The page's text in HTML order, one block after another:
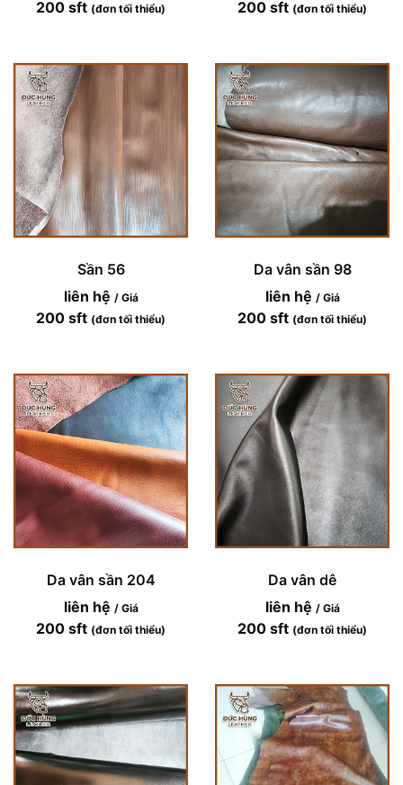
200 sft (đơn tối thiểu) 200 sft (đơn tối thiểu)
Sần 56
liên hệ / Giá
200 sft (đơn tối thiểu)
Da vân sần 98
liên hệ / Giá
200 sft (đơn tối thiểu)
Da vân sần 204
liên hệ / Giá
200 sft (đơn tối thiểu)
Da vân dê
liên hệ / Giá
200 sft (đơn tối thiểu)